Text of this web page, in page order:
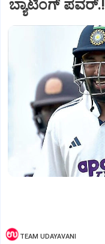
ಬ್ಯಾಟಿಂಗ್‌ ಪವರ್.!‌
TEAM UDAYAVANI